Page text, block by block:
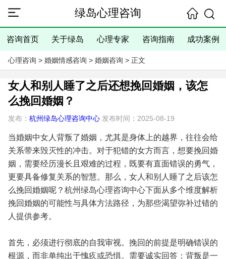
绿岛心理咨询
咨询首页 关于绿岛 心理专家 咨询指南 成功案例
心理咨询 > 婚姻情感咨询 > 婚姻咨询 > 正文
女人和别人睡了之后还想挽回婚姻，该怎
么挽回婚姻？
发布： 杭州绿岛心理咨询中心发布时间：2025-08-19
当婚姻中女人背叛了婚姻，尤其是身体上的越界，往往会给
关系带来毁灭性的冲击。对于犯错的女方而言，想要挽回婚
姻，需要经历漫长且艰难的过程，既要有直面错误的勇气，
更要具备修复关系的智慧。那么，女人和别人睡了之后该怎
么挽回婚姻呢？杭州绿岛心理咨询中心下面从多个维度解析
挽回婚姻的可能性与具体方法路径，为那些渴望弥补过错的
人提供参考。
首先，必须进行彻底的自我审视。挽回的前提是明确错误的
根源，而非单纯出于愧疚或恐惧。需要诚实回答：背叛是一